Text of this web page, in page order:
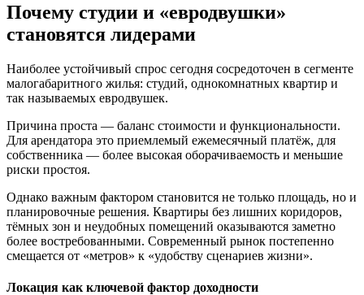
Почему студии и «евродвушки»
становятся лидерами
Наиболее устойчивый спрос сегодня сосредоточен в сегменте
малогабаритного жилья: студий, однокомнатных квартир и
так называемых евродвушек.
Причина проста — баланс стоимости и функциональности.
Для арендатора это приемлемый ежемесячный платёж, для
собственника — более высокая оборачиваемость и меньшие
риски простоя.
Однако важным фактором становится не только площадь, но и
планировочные решения. Квартиры без лишних коридоров,
тёмных зон и неудобных помещений оказываются заметно
более востребованными. Современный рынок постепенно
смещается от «метров» к «удобству сценариев жизни».
Локация как ключевой фактор доходности